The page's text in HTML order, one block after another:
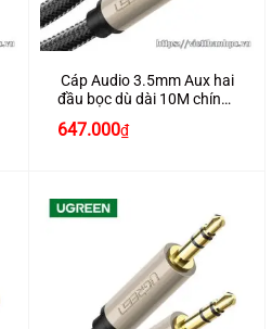
Cáp Audio 3.5mm Aux hai
đầu bọc dù dài 10M chính
647.000₫